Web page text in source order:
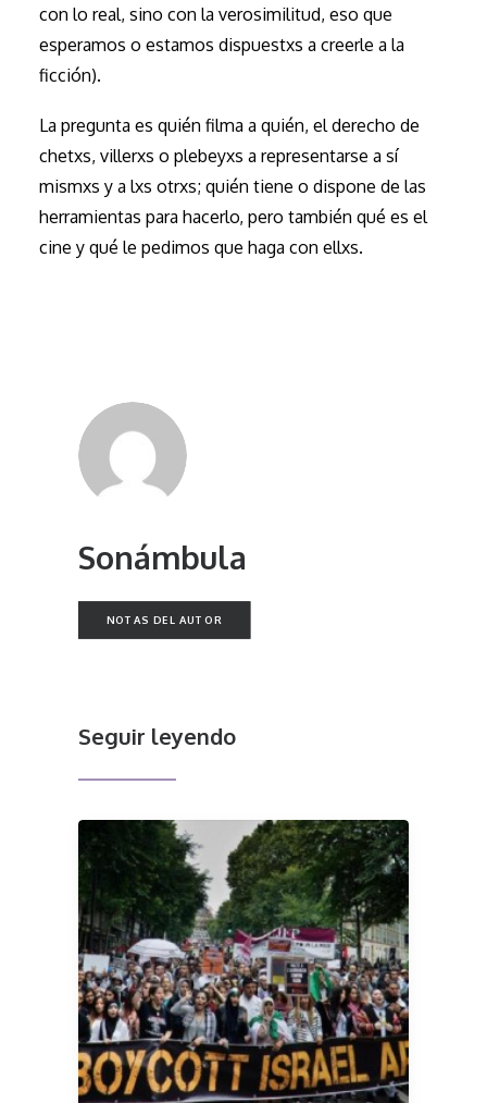
con lo real, sino con la verosimilitud, eso que
esperamos o estamos dispuestxs a creerle a la
ficción).
La pregunta es quién filma a quién, el derecho de
chetxs, villerxs o plebeyxs a representarse a sí
mismxs y a lxs otrxs; quién tiene o dispone de las
herramientas para hacerlo, pero también qué es el
cine y qué le pedimos que haga con ellxs.
Sonámbula
NOTAS DEL AUTOR
Seguir leyendo